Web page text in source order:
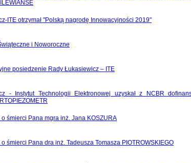
ITE otrzymał "Polską nagrodę Innowacyjności 2019"
i Noworoczne
posiedzenie Rady Łukasiewicz – ITE
- Instytut Technologii Elektronowej uzyskał z NCBR
o śmierci Pana mgra inż. Jana KOSZURA
o śmierci Pana dra inż. Tadeusza Tomasza PIOTROWSKIEGO